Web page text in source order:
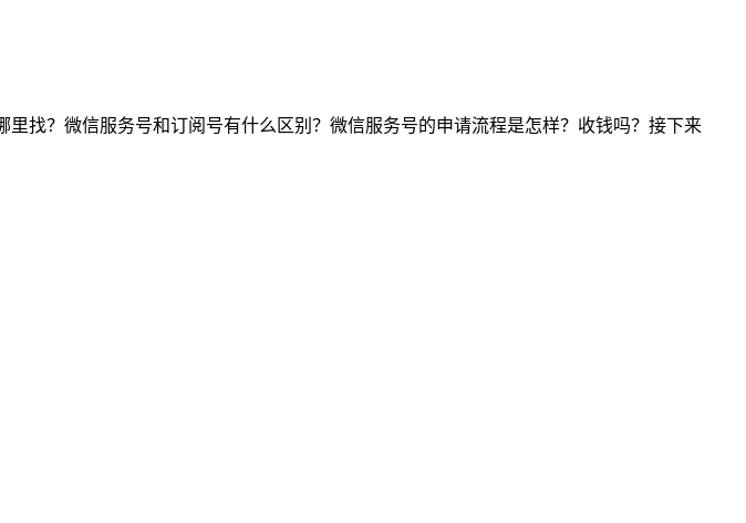
找？微信服务号和订阅号有什么区别？微信服务号的申请流程是怎样？收钱吗？接下来